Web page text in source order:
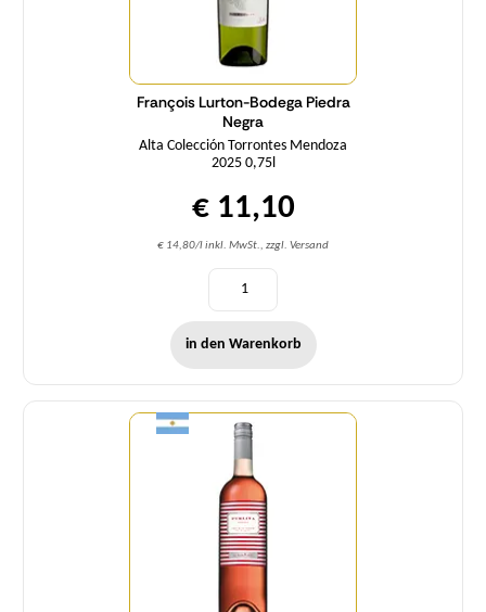
François Lurton-Bodega Piedra
Negra
Alta Colección Torrontes Mendoza
2025 0,75l
€ 11,10
€ 14,80/l inkl. MwSt., zzgl. Versand
in den Warenkorb
Menge